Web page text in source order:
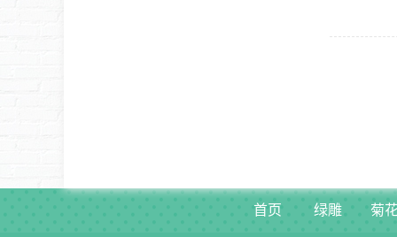
首页 绿雕 菊